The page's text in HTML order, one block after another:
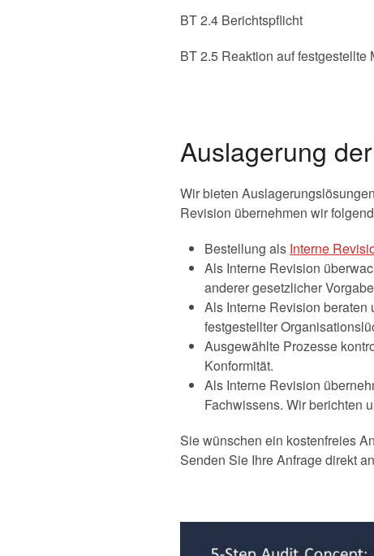
BT 2.4 Berichtspflicht
BT 2.5 Reaktion auf festgestellte
Auslagerung
Wir bieten
Revision übernehmen wir
Bestellung als Interne
Als Interne Revision
anderer gesetzlicher
Als Interne Revision
festgestellter
Ausgewählte Prozesse
Konformität.
Als Interne Revision
Fachwissens. Wir berichten
Sie wünschen ein kostenfreies
Senden Sie Ihre Anfrage direkt